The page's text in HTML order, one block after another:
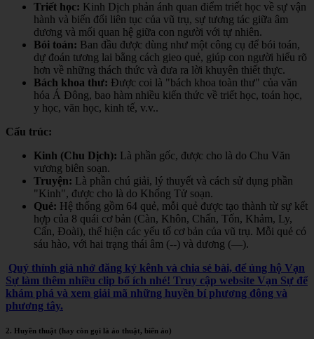
Triết học: Kinh Dịch phản ánh quan điểm triết học về sự vận
hành và biến đổi liên tục của vũ trụ, sự tương tác giữa âm
dương và mối quan hệ giữa con người với tự nhiên.
Bói toán: Ban đầu được dùng như một công cụ để bói toán,
dự đoán tương lai bằng cách gieo quẻ, giúp con người hiểu rõ
hơn về những thách thức và đưa ra lời khuyên thiết thực.
Bách khoa thư: Được coi là "bách khoa toàn thư" của văn
hóa Á Đông, bao hàm nhiều kiến thức về triết học, toán học,
y học, văn học, kinh tế, v.v..
Cấu trúc:
Kinh (Chu Dịch): Là phần gốc, được cho là do Chu Văn
vương biên soạn.
Truyện: Là phần chú giải, lý thuyết và cách sử dụng phần
"Kinh", được cho là do Khổng Tử soạn.
Quẻ: Hệ thống gồm 64 quẻ, mỗi quẻ được tạo thành từ sự kết
hợp của 8 quái cơ bản (Càn, Khôn, Chấn, Tốn, Khảm, Ly,
Cấn, Đoài), thể hiện các yếu tố cơ bản của vũ trụ. Mỗi quẻ có
sáu hào, với hai trạng thái âm (--) và dương (—).
Quý thính giả nhớ đăng ký kênh và chia sẻ bài, để ủng hộ Vạn
Sự làm thêm nhiều clip bổ ích nhé! Truy cập website Vạn Sự để
khám phá và xem giải mã những huyền bí phương đông và
phương tây.
2. Huyền thuật (hay còn gọi là ảo thuật, biến ảo)